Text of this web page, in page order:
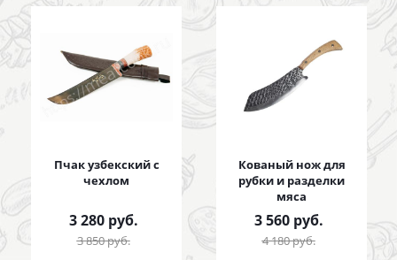
Пчак узбекский с
чехлом
3 280руб.
3 850руб.
Кованый нож для
рубки и разделки
мяса
3 560руб.
4 180руб.